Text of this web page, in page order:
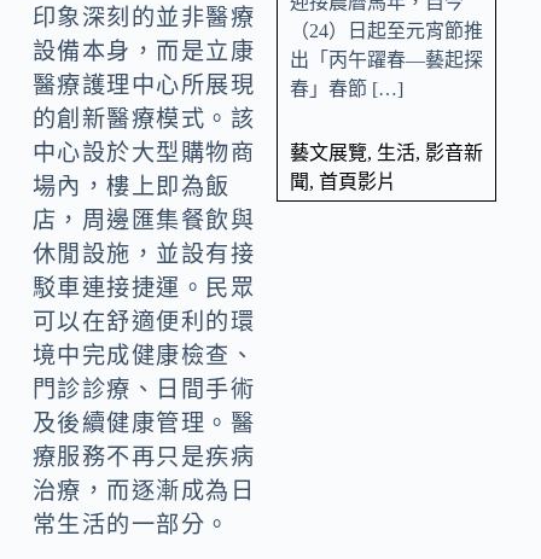
印象深刻的並非醫療
設備本身，而是立康
醫療護理中心所展現
的創新醫療模式。該
中心設於大型購物商
場內，樓上即為飯
店，周邊匯集餐飲與
休閒設施，並設有接
駁車連接捷運。民眾
可以在舒適便利的環
境中完成健康檢查、
門診診療、日間手術
及後續健康管理。醫
療服務不再只是疾病
治療，而逐漸成為日
常生活的一部分。
（24）日起至元宵節推
出「丙午躍春—藝起探
春」春節 […]
藝文展覽, 生活, 影音新
聞, 首頁影片